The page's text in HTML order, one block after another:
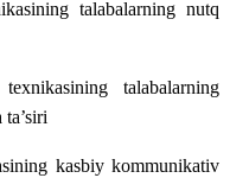
talabalarning nutq
talabalarning
kasbiy kommunikativ